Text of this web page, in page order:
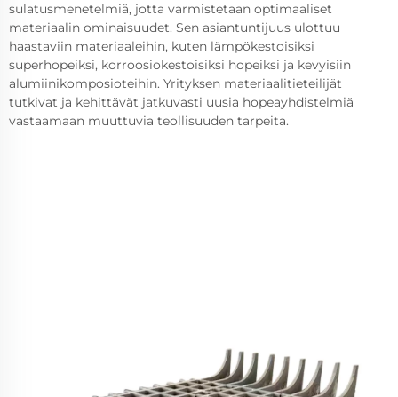
sulatusmenetelmiä, jotta varmistetaan optimaaliset
materiaalin ominaisuudet. Sen asiantuntijuus ulottuu
haastaviin materiaaleihin, kuten lämpökestoisiksi
superhopeiksi, korroosiokestoisiksi hopeiksi ja kevyisiin
alumiinikomposioteihin. Yrityksen materiaalitieteilijät
tutkivat ja kehittävät jatkuvasti uusia hopeayhdistelmiä
vastaamaan muuttuvia teollisuuden tarpeita.